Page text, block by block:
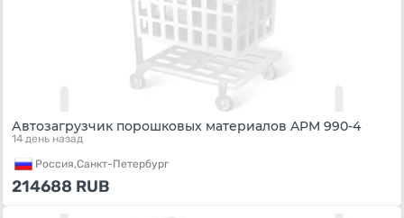
Автозагрузчик порошковых материалов APM 990-4
14 день назад
Россия,Санкт-Петербург
214688 RUB